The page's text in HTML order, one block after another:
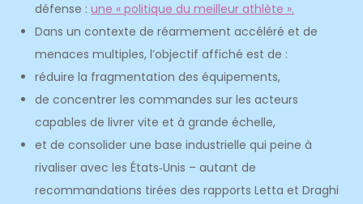
défense : une « politique du meilleur athlète ».
Dans un contexte de réarmement accéléré et de
menaces multiples, l’objectif affiché est de :
réduire la fragmentation des équipements,
de concentrer les commandes sur les acteurs
capables de livrer vite et à grande échelle,
et de consolider une base industrielle qui peine à
rivaliser avec les États‑Unis – autant de
recommandations tirées des rapports Letta et Draghi